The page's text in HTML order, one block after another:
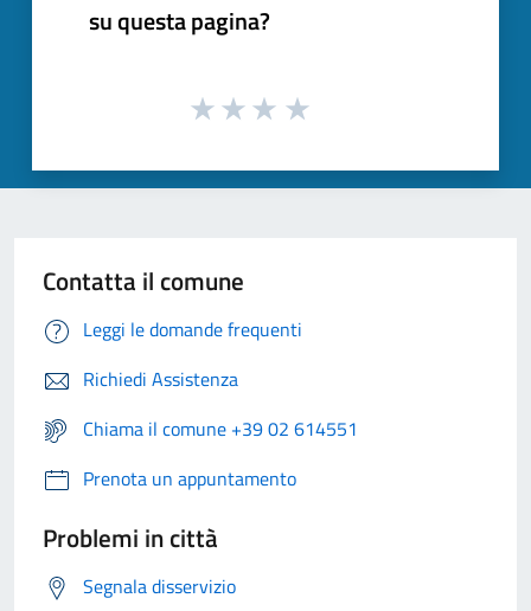
su questa pagina?
Contatta il comune
Leggi le domande frequenti
Richiedi Assistenza
Chiama il comune +39 02 614551
Prenota un appuntamento
Problemi in città
Segnala disservizio